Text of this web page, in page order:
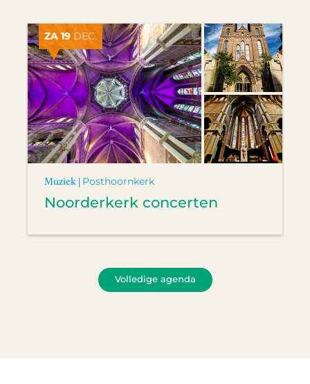
ZA 19 DEC.
Muziek | Posthoornkerk
Noorderkerk concerten
Volledige agenda